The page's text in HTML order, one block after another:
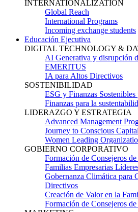
INTERNATIONALIZATION
Global Reach
International Programs
Incoming exchange students
Educación Ejecutiva
DIGITAL TECHNOLOGY &
AI Generativa y disrupción
EMERITUS
IA para Altos Directivos
SOSTENIBILIDAD
ESG y Finanzas Sostenibles
Finanzas para la
LIDERAZGO Y ESTRATEGIA
Advanced Management
Journey to Conscious
Women Leading
GOBIERNO CORPORATIVO
Formación de Consejeros
Familias Empresarias
Gobernanza Climática para
Directivos
Creación de Valor en la
Formación de Consejeros